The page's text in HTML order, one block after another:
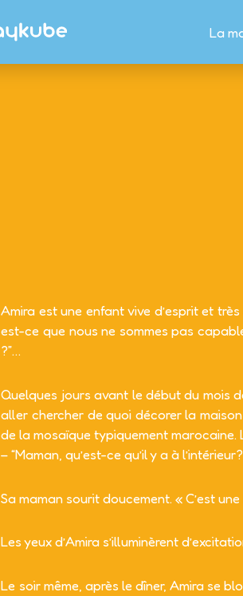
La
Amira est une enfant vive d’esprit et
est-ce que nous ne sommes pas
?”…
Quelques jours avant le début du mois
aller chercher de quoi décorer la
de la mosaïque typiquement
– “Maman, qu’est-ce qu’il y a à
Sa maman sourit doucement. « C’est
Les yeux d’Amira s’illuminèrent
Le soir même, après le dîner, Amira se